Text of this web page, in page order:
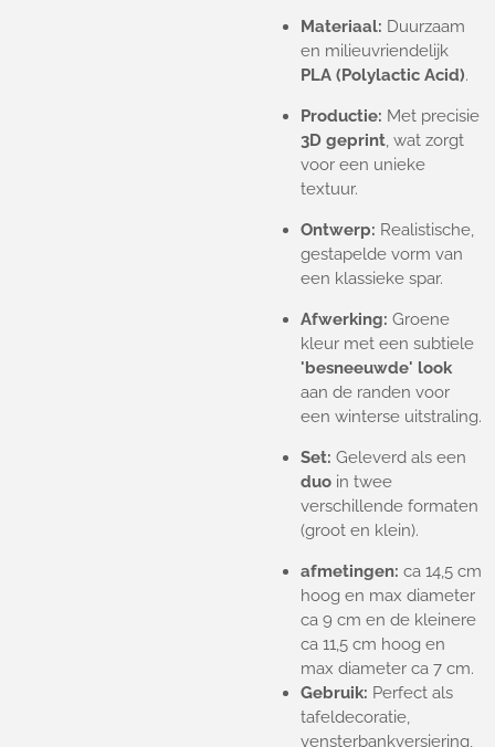
Materiaal: Duurzaam
en milieuvriendelijk
PLA (Polylactic Acid).
Productie: Met precisie
3D geprint, wat zorgt
voor een unieke
textuur.
Ontwerp: Realistische,
gestapelde vorm van
een klassieke spar.
Afwerking: Groene
kleur met een subtiele
'besneeuwde' look
aan de randen voor
een winterse uitstraling.
Set: Geleverd als een
duoin twee
verschillende formaten
(groot en klein).
afmetingen: ca 14,5 cm
hoog en max diameter
ca 9 cm en de kleinere
ca 11,5 cm hoog en
max diameter ca 7 cm.
Gebruik: Perfect als
tafeldecoratie,
vensterbankversiering,